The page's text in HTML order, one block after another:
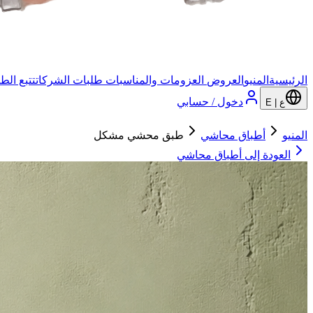
الرئيسية المنيو العروض العزومات والمناسبات طلبات الشركاتتتبع
ع | E دخول / حسابي
المنيو أطباق محاشي
طبق محشي مشكل
العودة إلى أطباق محاشي